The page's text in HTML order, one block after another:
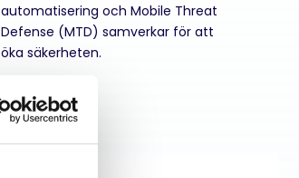
automatisering och Mobile Threat
Defense (MTD) samverkar för att
öka säkerheten.